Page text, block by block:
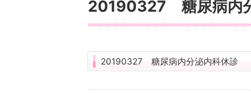
20190327 糖尿病内
20190327 糖尿病内分泌内科休診